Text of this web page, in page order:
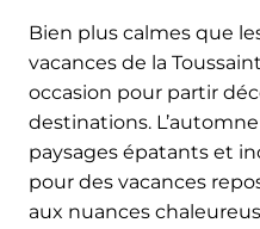
Bien plus calmes que
vacances de la
occasion pour partir
destinations.
paysages épatants et
pour des vacances
aux nuances